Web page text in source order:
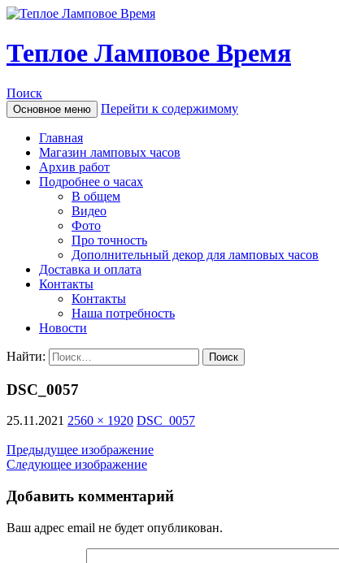
Теплое Ламповое Время
Поиск
Основное меню Перейти к содержимому
Главная
Магазин ламповых часов
Архив работ
Подробнее о часах
В общем
Видео
Фото
Про точность
Дополнительный декор для ламповых часов
Доставка и оплата
Контакты
Контакты
Наша потребность
Новости
Найти:
DSC_0057
25.11.2021 2560 × 1920 DSC_0057
Предыдущее изображение
Следующее изображение
Добавить комментарий
Ваш адрес email не будет опубликован.